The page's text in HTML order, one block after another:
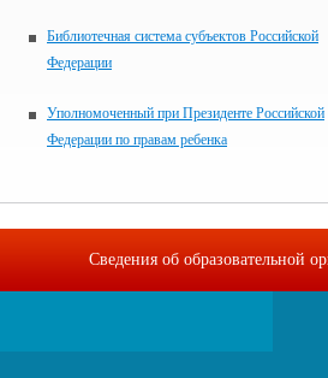
Библиотечная система субъектов Российской
Федерации
Уполномоченный при Президенте Российской
Федерации по правам ребенка
Сведения об образовательной